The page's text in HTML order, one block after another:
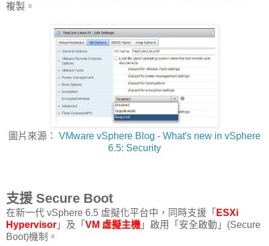
複製。
圖片來源： VMware vSphere Blog - What's new in vSphere
6.5: Security
支援 Secure Boot
在新一代 vSphere 6.5 虛擬化平台中，同時支援「 ESXi
Hypervisor 」及「 VM 虛擬主機 」啟用「安全啟動」(Secure
Boot)機制。